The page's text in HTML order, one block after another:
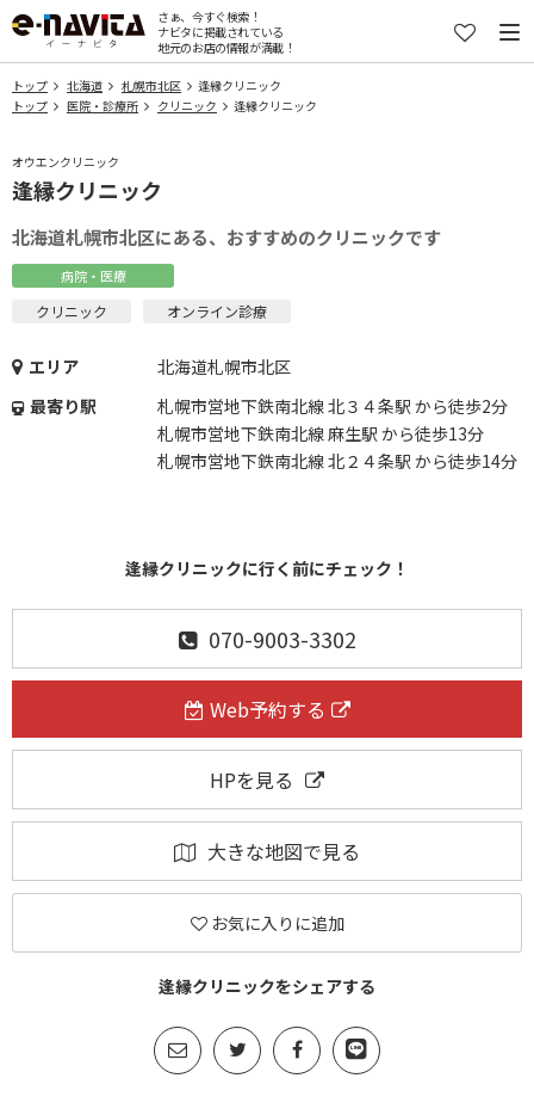
さぁ、今すぐ検索！
ナビタに掲載されている
地元のお店の情報が満載！
トップ 北海道 札幌市北区
逢縁クリニック
トップ
医院・診療所 クリニック 逢縁クリニック
オウエンクリニック
逢縁クリニック
北海道札幌市北区にある、おすすめのクリニックです
病院・医療
クリニック オンライン診療
エリア
北海道札幌市北区
最寄り駅
札幌市営地下鉄南北線 北３４条駅 から徒歩2分
札幌市営地下鉄南北線 麻生駅 から徒歩13分
札幌市営地下鉄南北線 北２４条駅 から徒歩14分
逢縁クリニックに行く前にチェック！
070-9003-3302
Web予約する
HPを見る
大きな地図で見る
お気に入りに追加
逢縁クリニックをシェアする